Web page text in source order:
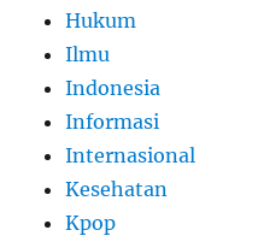
Hukum
Ilmu
Indonesia
Informasi
Internasional
Kesehatan
Kpop